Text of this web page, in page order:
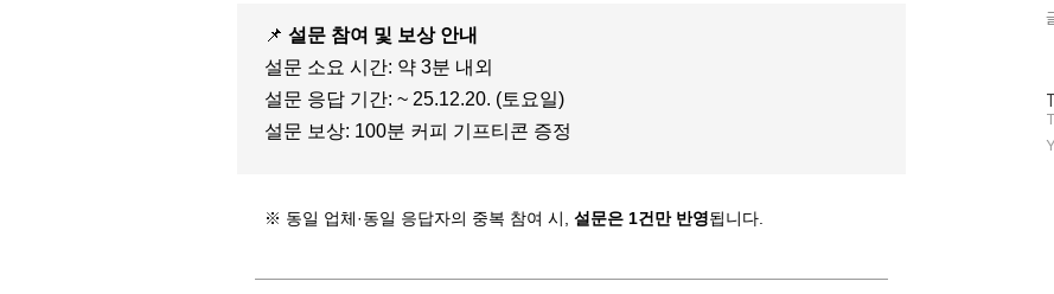
📌 설문 참여 및 보상 안내
설문 소요 시간: 약 3분 내외
설문 응답 기간: ~ 25.12.20. (토요일)
설문 보상: 100분 커피 기프티콘 증정
※ 동일 업체·동일 응답자의 중복 참여 시, 설문은 1건만 반영됩니다.
자